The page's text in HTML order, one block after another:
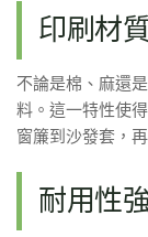
印刷材
不論是棉、麻還
料。這一特性使
窗簾到沙發套，
耐用性